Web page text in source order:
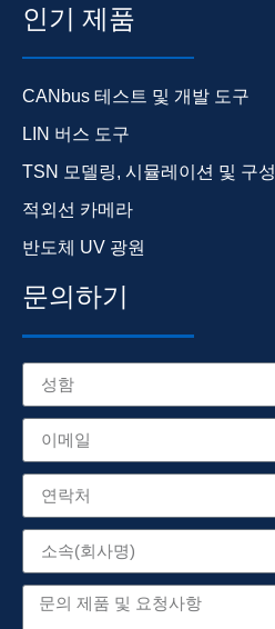
인기 제품
CANbus 테스트 및 개발 도구
LIN 버스 도구
TSN 모델링, 시뮬레이션 및 구성
적외선 카메라
반도체 UV 광원
문의하기